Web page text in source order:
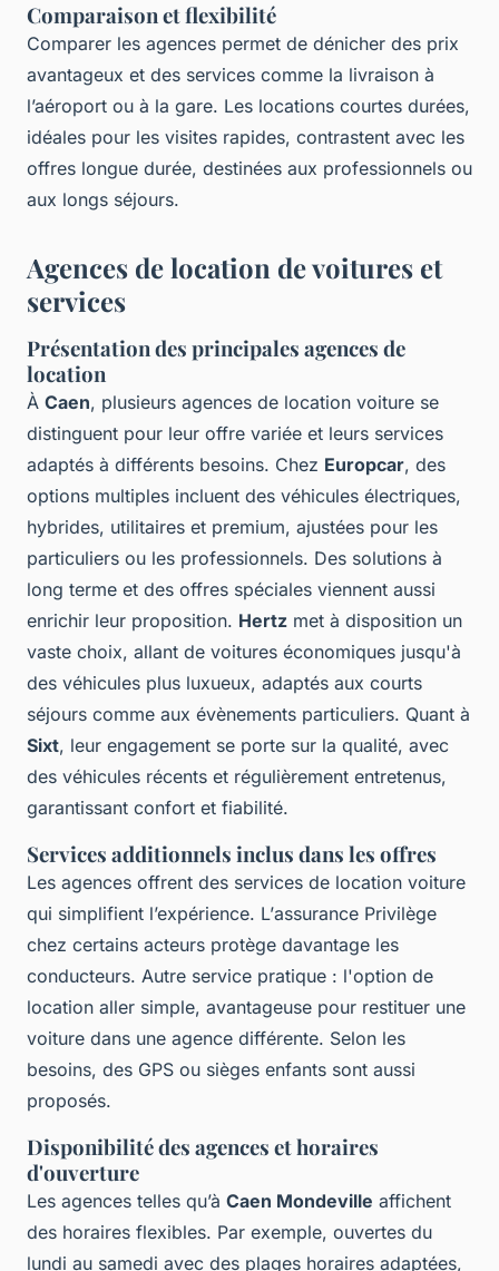
Comparaison et flexibilité
Comparer les agences permet de dénicher des prix
avantageux et des services comme la livraison à
l’aéroport ou à la gare. Les locations courtes durées,
idéales pour les visites rapides, contrastent avec les
offres longue durée, destinées aux professionnels ou
aux longs séjours.
Agences de location de voitures et
services
Présentation des principales agences de
location
À Caen, plusieurs agences de location voiture se
distinguent pour leur offre variée et leurs services
adaptés à différents besoins. Chez Europcar, des
options multiples incluent des véhicules électriques,
hybrides, utilitaires et premium, ajustées pour les
particuliers ou les professionnels. Des solutions à
long terme et des offres spéciales viennent aussi
enrichir leur proposition. Hertz met à disposition un
vaste choix, allant de voitures économiques jusqu'à
des véhicules plus luxueux, adaptés aux courts
séjours comme aux évènements particuliers. Quant à
Sixt, leur engagement se porte sur la qualité, avec
des véhicules récents et régulièrement entretenus,
garantissant confort et fiabilité.
Services additionnels inclus dans les offres
Les agences offrent des services de location voiture
qui simplifient l’expérience. L’assurance Privilège
chez certains acteurs protège davantage les
conducteurs. Autre service pratique : l'option de
location aller simple, avantageuse pour restituer une
voiture dans une agence différente. Selon les
besoins, des GPS ou sièges enfants sont aussi
proposés.
Disponibilité des agences et horaires
d'ouverture
Les agences telles qu’à Caen Mondeville affichent
des horaires flexibles. Par exemple, ouvertes du
lundi au samedi avec des plages horaires adaptées,